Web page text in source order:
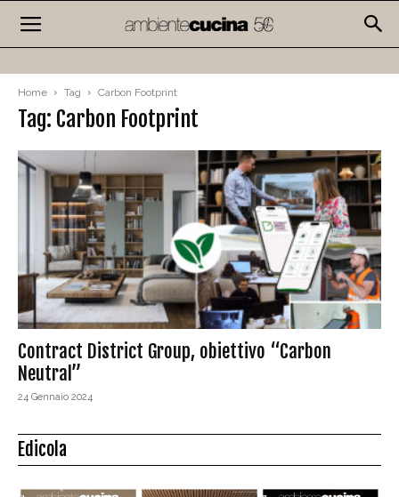
Home Tag Carbon Footprint
Tag: Carbon Footprint
Contract District Group, obiettivo “Carbon
Neutral”
24 Gennaio 2024
Edicola